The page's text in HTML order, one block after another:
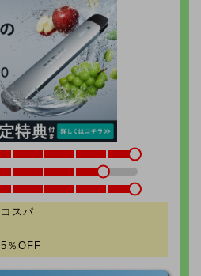
スパ
％ OFF